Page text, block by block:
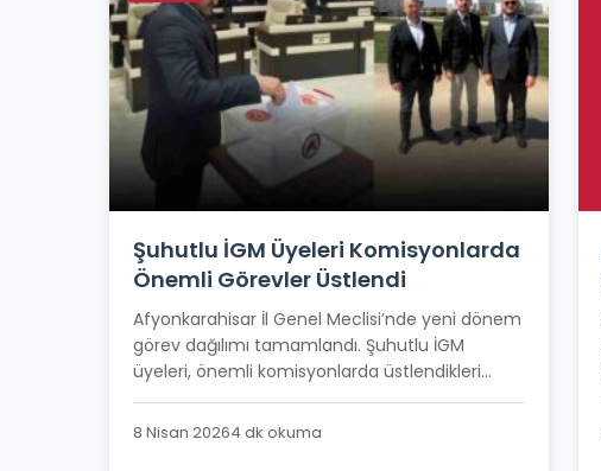
Şuhutlu İGM Üyeleri Komisyonlarda
Önemli Görevler Üstlendi
Afyonkarahisar İl Genel Meclisi’nde yeni dönem
görev dağılımı tamamlandı. Şuhutlu İGM
üyeleri, önemli komisyonlarda üstlendikleri...
8 Nisan 20264 dk okuma